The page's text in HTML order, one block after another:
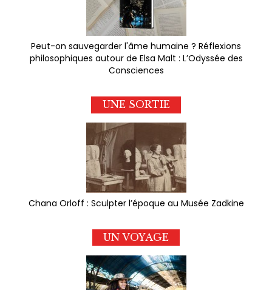
Peut-on sauvegarder l'âme humaine ? Réflexions
philosophiques autour de Elsa Malt : L’Odyssée des
Consciences
UNE SORTIE
Chana Orloff : Sculpter l’époque au Musée Zadkine
UN VOYAGE